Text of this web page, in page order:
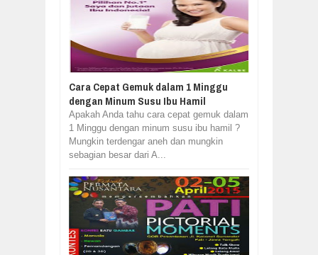
Cara Cepat Gemuk dalam 1 Minggu
dengan Minum Susu Ibu Hamil
Apakah Anda tahu cara cepat gemuk dalam
1 Minggu dengan minum susu ibu hamil ?
Mungkin terdengar aneh dan mungkin
sebagian besar dari A...